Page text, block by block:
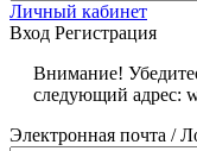
Личный кабинет
Вход Регистрация
Внимание!
следующий адрес:
Электронная почта /